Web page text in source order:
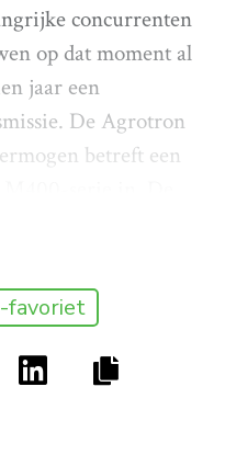
concurrenten
op dat moment al
jaar een
De Agrotron
betreft een
favoriet